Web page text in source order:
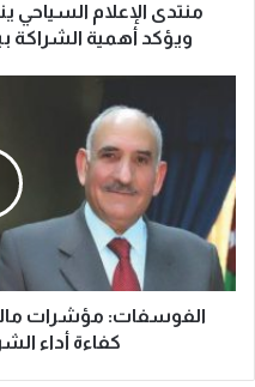
منتدى الإعلام السياحي
ويؤكد أهمية الشراكة
الفوسفات: مؤشرات
كفاءة أداء